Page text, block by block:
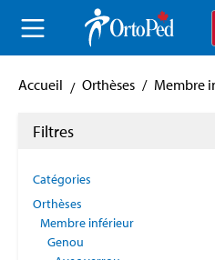
Aller à la navigation
Accueil Orthèses / Membre
Filtres
Catégories
Orthèses
Membre inférieur
Genou